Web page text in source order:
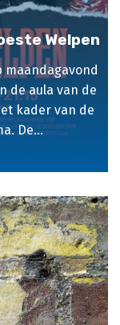
Welpen
maandagavond
de aula van de
kader van de
De...